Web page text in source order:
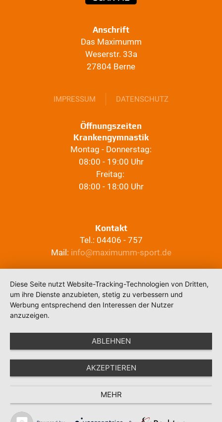
Anschrift
Das Maximumm
Weserstr. 33a
27804 Berne
IMPRESSUM DATENSCHUTZ
Öffnungszeiten
Krankengymnastik
Montag - Donnerstag:
08:00 - 19:00 Uhr
Freitag:
08:00 - 18:00 Uhr
Kontakt
Tel.: 04406 - 757
Mail: info@maximumm-sport.de
Diese Seite nutzt Website-Tracking-Technologien von Dritten,
um ihre Dienste anzubieten, stetig zu verbessern und
Werbung entsprechend den Interessen der Nutzer
anzuzeigen.
ABLEHNEN
AKZEPTIEREN
MEHR